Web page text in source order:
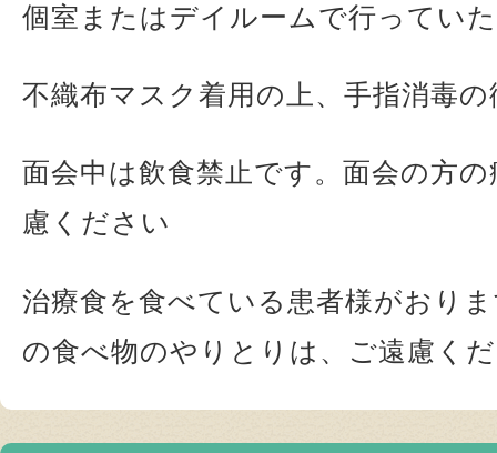
個室またはデイルームで行ってい
不織布マスク着用の上、手指消毒
面会中は飲食禁止です。面会の方
慮ください
治療食を食べている患者様がおり
の食べ物のやりとりは、ご遠慮く